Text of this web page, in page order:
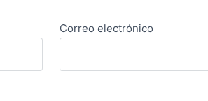
Correo electrónico